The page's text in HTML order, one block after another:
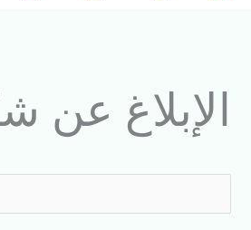
الإبلاغ عن